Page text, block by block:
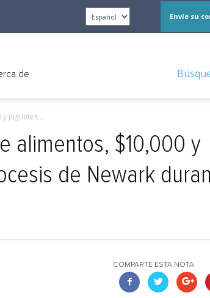
Envíe su
de
juguetes...
alimentos, $10,000 y
de Newark
COMPARTE ESTA NOTA